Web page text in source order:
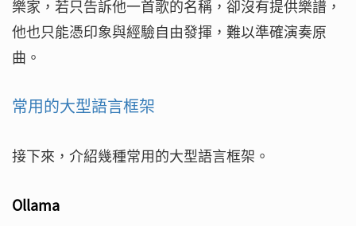
樂家，若只告訴他一首歌的名稱，卻沒有提供樂譜，
他也只能憑印象與經驗自由發揮，難以準確演奏原
曲。
常用的大型語言框架
接下來，介紹幾種常用的大型語言框架。
Ollama